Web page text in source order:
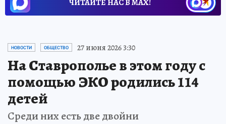
ЧИТАЙТЕ НАС В МАХ!
НОВОСТИ ОБЩЕСТВО 27 июня 2026 3:30
На Ставрополье в этом году с
помощью ЭКО родились 114
детей
Среди них есть две двойни